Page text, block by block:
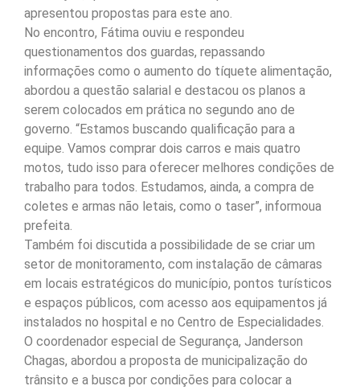
apresentou propostas para este ano.
No encontro, Fátima ouviu e respondeu
questionamentos dos guardas, repassando
informações como o aumento do tíquete alimentação,
abordou a questão salarial e destacou os planos a
serem colocados em prática no segundo ano de
governo. “Estamos buscando qualificação para a
equipe. Vamos comprar dois carros e mais quatro
motos, tudo isso para oferecer melhores condições de
trabalho para todos. Estudamos, ainda, a compra de
coletes e armas não letais, como o taser”, informoua
prefeita.
Também foi discutida a possibilidade de se criar um
setor de monitoramento, com instalação de câmaras
em locais estratégicos do município, pontos turísticos
e espaços públicos, com acesso aos equipamentos já
instalados no hospital e no Centro de Especialidades.
O coordenador especial de Segurança, Janderson
Chagas, abordou a proposta de municipalização do
trânsito e a busca por condições para colocar a